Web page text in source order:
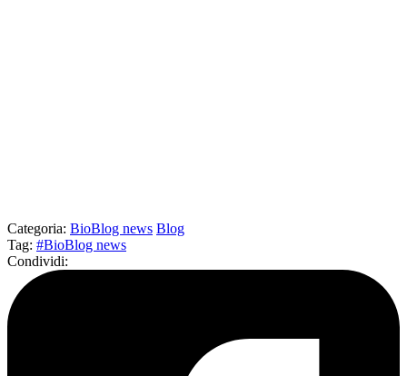
Categoria: BioBlog news Blog
Tag: #BioBlog news
Condividi: